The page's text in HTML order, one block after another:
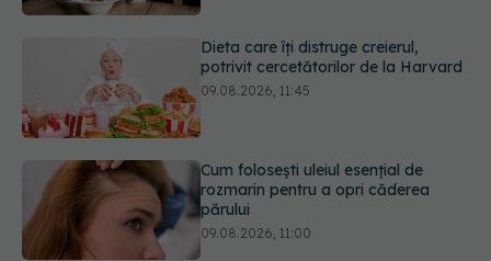
Cum folosești uleiul esențial de
Ce este testul TORCH și cine trebuie
să-l facă. Ce înseamnă un rezultat